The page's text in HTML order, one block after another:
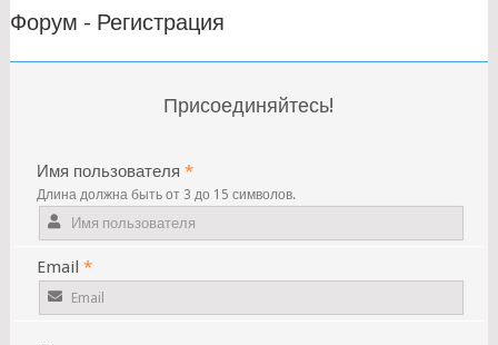
Форум - Регистрация
Присоединяйтесь!
Имя пользователя*
Длина должна быть от 3 до 15 символов.
Email*